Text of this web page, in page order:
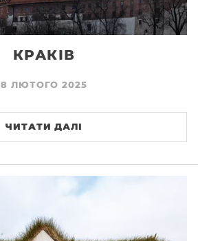
КРАКІВ
8 ЛЮТОГО 2025
ЧИТАТИ ДАЛІ